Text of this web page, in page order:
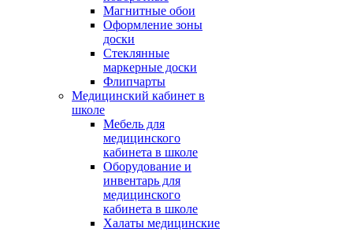
Магнитные обои
Оформление зоны
доски
Стеклянные
маркерные доски
Флипчарты
Медицинский кабинет в
школе
Мебель для
медицинского
кабинета в школе
Оборудование и
инвентарь для
медицинского
кабинета в школе
Халаты медицинские